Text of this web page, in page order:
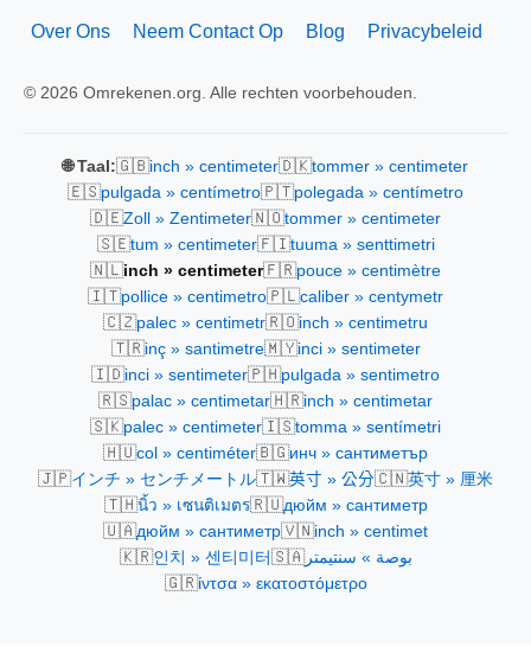
Over Ons Neem Contact Op Blog Privacybeleid
© 2026 Omrekenen.org. Alle rechten voorbehouden.
🌐 Taal:🇬🇧inch » centimeter🇩🇰tommer » centimeter
🇪🇸pulgada » centímetro🇵🇹polegada » centímetro
🇩🇪Zoll » Zentimeter🇳🇴tommer » centimeter
🇸🇪tum » centimeter🇫🇮tuuma » senttimetri
🇳🇱inch » centimeter🇫🇷pouce » centimètre
🇮🇹pollice » centimetro🇵🇱caliber » centymetr
🇨🇿palec » centimetr🇷🇴inch » centimetru
🇹🇷inç » santimetre🇲🇾inci » sentimeter
🇮🇩inci » sentimeter🇵🇭pulgada » sentimetro
🇷🇸palac » centimetar🇭🇷inch » centimetar
🇸🇰palec » centimeter🇮🇸tomma » sentímetri
🇭🇺col » centiméter🇧🇬инч » сантиметър
🇯🇵インチ » センチメートル🇹🇼英寸 » 公分🇨🇳英寸 » 厘米
🇹🇭นิ้ว » เซนติเมตร🇷🇺дюйм » сантиметр
🇺🇦дюйм » сантиметр🇻🇳inch » centimet
🇰🇷인치 » 센티미터 🇸🇦بوصة » سنتيمتر
🇬🇷ίντσα » εκατοστόμετρο